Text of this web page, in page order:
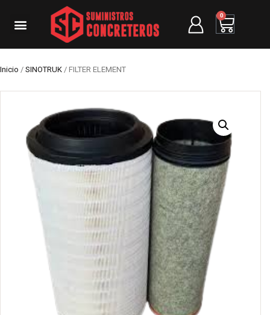
0
Inicio / SINOTRUK / FILTER ELEMENT